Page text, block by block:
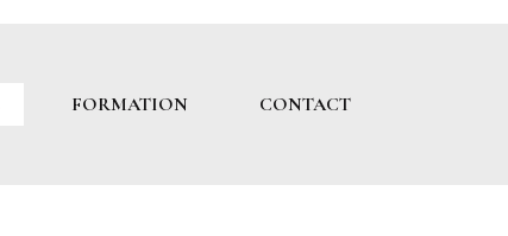
FORMATION CONTACT